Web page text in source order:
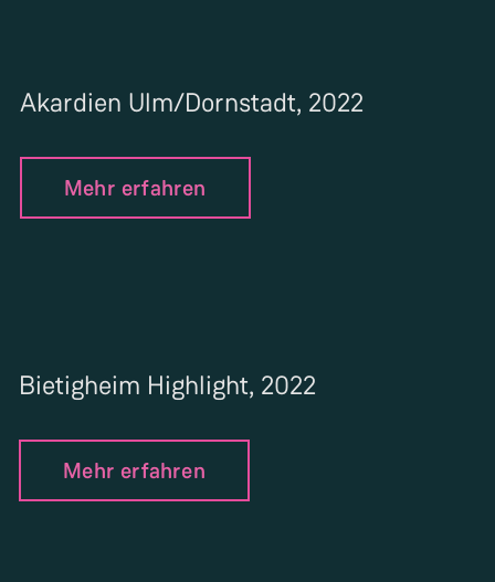
Akardien Ulm/Dornstadt, 2022
Mehr erfahren
Bietigheim Highlight, 2022
Mehr erfahren